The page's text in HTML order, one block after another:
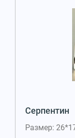
Серпентин
Размер: